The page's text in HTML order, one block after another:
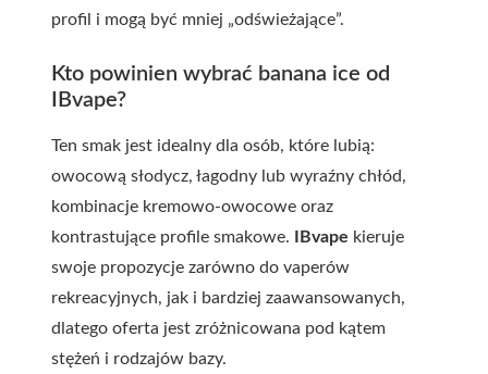
profil i mogą być mniej „odświeżające”.
Kto powinien wybrać banana ice od
IBvape?
Ten smak jest idealny dla osób, które lubią:
owocową słodycz, łagodny lub wyraźny chłód,
kombinacje kremowo-owocowe oraz
kontrastujące profile smakowe.
IBvape kieruje
swoje propozycje zarówno do vaperów
rekreacyjnych, jak i bardziej zaawansowanych,
dlatego oferta jest zróżnicowana pod kątem
stężeń i rodzajów bazy.